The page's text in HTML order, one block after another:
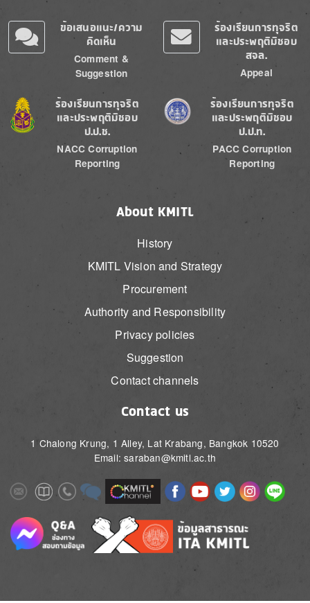
ข้อเสนอแนะ/ความ
คิดเห็น
Comment &
Suggestion
ร้องเรียนการทุจริต
และประพฤติมิชอบ
สจล.
Appeal
Image
ร้องเรียนการทุจริต
และประพฤติมิชอบ
ป.ป.ช.
NACC Corruption
Reporting
Image
ร้องเรียนการทุจริต
และประพฤติมิชอบ
ป.ป.ท.
PACC Corruption
Reporting
About KMITL
History
KMITL Vision and Strategy
Procurement
Authority and Responsibility
Privacy policies
Suggestion
Contact channels
Contact us
1 Chalong Krung, 1 Alley, Lat Krabang, Bangkok 10520
Email: saraban@kmitl.ac.th
ImageImageImageImage Image ImageImageImageImageImage
Image Image